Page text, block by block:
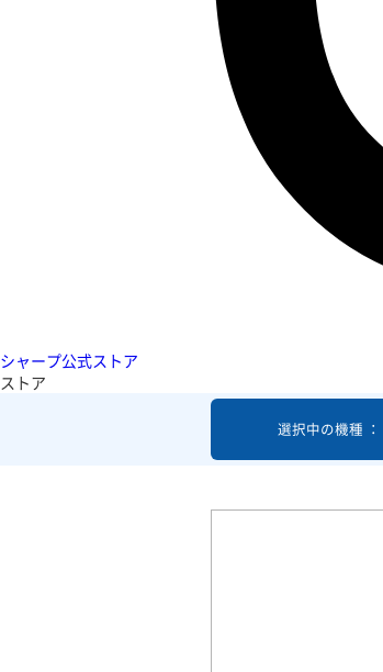
シャープ公式ストア
ストア
選択中の機種 ：